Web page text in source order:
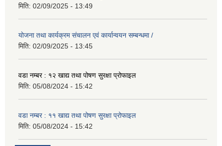
मिति: 02/09/2025 - 13:49
योजना तथा कार्यक्रम संचालन एवं कार्यान्वयन सम्बन्धमा /
मिति: 02/09/2025 - 13:45
वडा नम्बर : १२ खाद्य तथा पोषण सुरक्षा प्रोफाइल
मिति: 05/08/2024 - 15:42
वडा नम्बर : ११ खाद्य तथा पोषण सुरक्षा प्रोफाइल
मिति: 05/08/2024 - 15:42